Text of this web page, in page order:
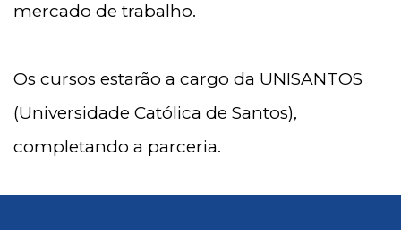
mercado de trabalho.
Os cursos estarão a cargo da UNISANTOS
(Universidade Católica de Santos),
completando a parceria.